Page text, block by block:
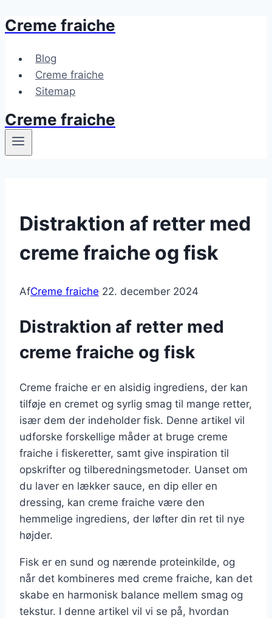
Fortsæt
indhold
Creme fraiche
Blog
Creme fraiche
Sitemap
Creme fraiche
Distraktion af retter med
creme fraiche og fisk
AfCreme fraiche 22. december 2024
Distraktion af retter med
creme fraiche og fisk
Creme fraiche er en alsidig ingrediens, der kan
tilføje en cremet og syrlig smag til mange retter,
især dem der indeholder fisk. Denne artikel vil
udforske forskellige måder at bruge creme
fraiche i fiskeretter, samt give inspiration til
opskrifter og tilberedningsmetoder. Uanset om
du laver en lækker sauce, en dip eller en
dressing, kan creme fraiche være den
hemmelige ingrediens, der løfter din ret til nye
højder.
Fisk er en sund og nærende proteinkilde, og
når det kombineres med creme fraiche, kan det
skabe en harmonisk balance mellem smag og
tekstur. I denne artikel vil vi se på, hvordan